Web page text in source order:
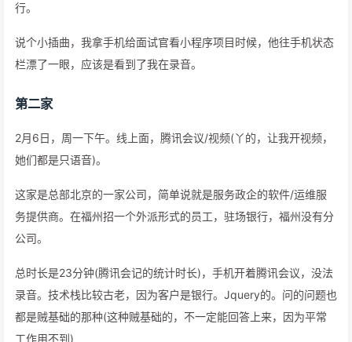
行。
说个小插曲，我拿手机给面试官看小程序项目时候，他往手机状态
栏漂了一眼，应该是看到了我在录音。
第二家
2月6日，周一下午。线上面，腾讯会议/视频(丫的，让我开视频，
她们都是只语音)。
这家是总部北京的一家公司，简单说就是服务政企的软件/运维服
务提供商。在福州招一个外派形式的员工，驻场银行，福州没有分
公司。
总时长是23分钟(腾讯会记的统计时长)，手机开着腾讯会议，没法
录音。技术栈比较古老，因为客户是银行。Jquery的。问的问题也
都是贼基础的那种(这种贼基础的，不一定能回答上来，因为平常
工作用不到)